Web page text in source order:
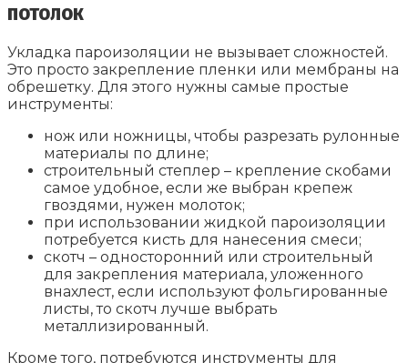
потолок
Укладка пароизоляции не вызывает сложностей.
Это просто закрепление пленки или мембраны на
обрешетку. Для этого нужны самые простые
инструменты:
нож или ножницы, чтобы разрезать рулонные
материалы по длине;
строительный степлер – крепление скобами
самое удобное, если же выбран крепеж
гвоздями, нужен молоток;
при использовании жидкой пароизоляции
потребуется кисть для нанесения смеси;
скотч – односторонний или строительный
для закрепления материала, уложенного
внахлест, если используют фольгированные
листы, то скотч лучше выбрать
металлизированный.
Кроме того, потребуются инструменты для